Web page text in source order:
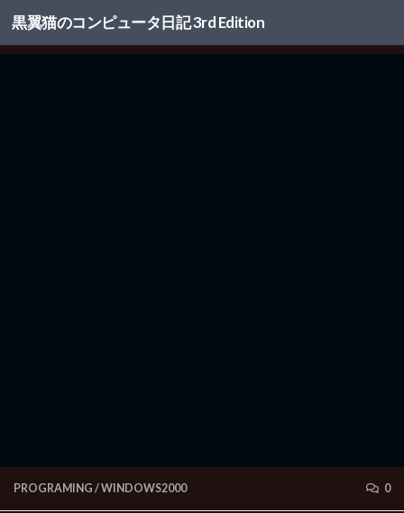
コンテンツへスキップ
黒翼猫のコンピュータ日記 3rd Edition
PROGRAMING /WINDOWS2000 0